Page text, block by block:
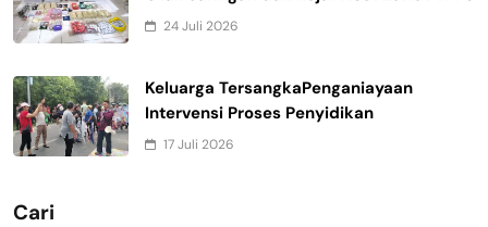
24 Juli 2026
Keluarga TersangkaPenganiayaan
Intervensi Proses Penyidikan
17 Juli 2026
Cari